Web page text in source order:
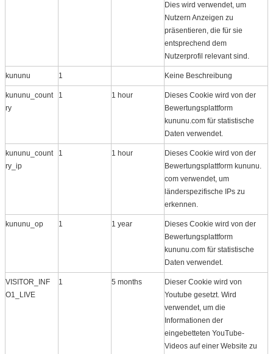
Dies wird verwendet, um
Nutzern Anzeigen zu
präsentieren, die für sie
entsprechend dem
Nutzerprofil relevant sind.
kununu 1 Keine Beschreibung
kununu_count
ry
1 1 hour
Dieses Cookie wird von der
Bewertungsplattform
kununu.com für statistische
Daten verwendet.
kununu_count
ry_ip
1 1 hour
Dieses Cookie wird von der
Bewertungsplattform kununu.​
com verwendet, um
länderspezifische IPs zu
erkennen.
kununu_op 1 1 year
Dieses Cookie wird von der
Bewertungsplattform
kununu.com für statistische
Daten verwendet.
VISITOR_INF
O1_LIVE
1 5 months
Dieser Cookie wird von
Youtube gesetzt. Wird
verwendet, um die
Informationen der
eingebetteten YouTube-
Videos auf einer Website zu